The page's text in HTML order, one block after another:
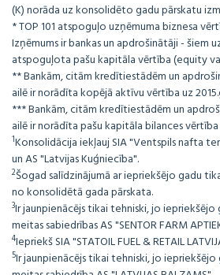
(K) norāda uz konsolidēto gadu pārskatu
* TOP 101 atspoguļo uzņēmuma biznesa
Izņēmums ir bankas un apdrošinātāji - šiem
atspoguļota pašu kapitāla vērtība (equity
** Bankām, citām kredītiestādēm un
ailē ir norādīta kopējā aktīvu vērtība uz
*** Bankām, citām kredītiestādēm un
ailē ir norādīta pašu kapitāla bilances vērtība
1Konsolidācija iekļauj SIA "Ventspils nafta
un AS "Latvijas Kuģniecība".
2Šogad salīdzinājumā ar iepriekšējo gadu
no konsolidētā gada pārskata.
3Ir jaunpienācējs tikai tehniski, jo iepriekšējo
meitas sabiedrības AS "SENTOR FARM
4Iepriekš SIA "STATOIL FUEL & RETAIL
5Ir jaunpienācējs tikai tehniski, jo